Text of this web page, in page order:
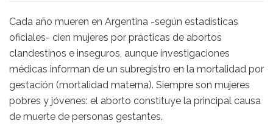
Cada año mueren en Argentina -según estadísticas
oficiales- cien mujeres por prácticas de abortos
clandestinos e inseguros, aunque investigaciones
médicas informan de un subregistro en la mortalidad por
gestación (mortalidad materna). Siempre son mujeres
pobres y jóvenes: el aborto constituye la principal causa
de muerte de personas gestantes.